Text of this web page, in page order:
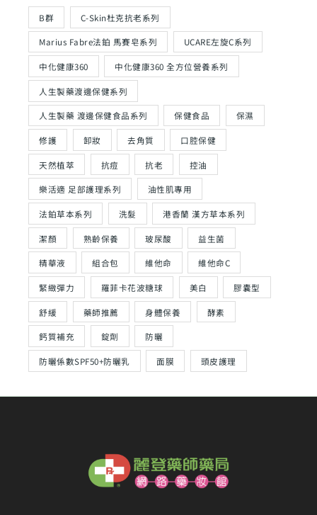
B群 C-Skin杜克抗老系列
Marius Fabre法鉑 馬賽皂系列 UCARE左旋C系列
中化健康360 中化健康360 全方位營養系列
人生製藥渡邊保健系列
人生製藥 渡邊保健食品系列 保健食品 保濕
修護 卸妝 去角質 口腔保健
天然植萃 抗痘 抗老 控油
樂活適 足部護理系列 油性肌專用
法鉑草本系列 洗髮 港香蘭 漢方草本系列
潔顏 熟齡保養 玻尿酸 益生菌
精華液 組合包 維他命 維他命C
緊緻彈力 羅菲卡花波糖球 美白 膠囊型
舒緩 藥師推薦 身體保養 酵素
鈣質補充 錠劑 防曬
防曬係數SPF50+防曬乳 面膜 頭皮護理